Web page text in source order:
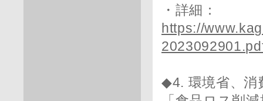
・詳細：
https://
◆4. 環境省、消